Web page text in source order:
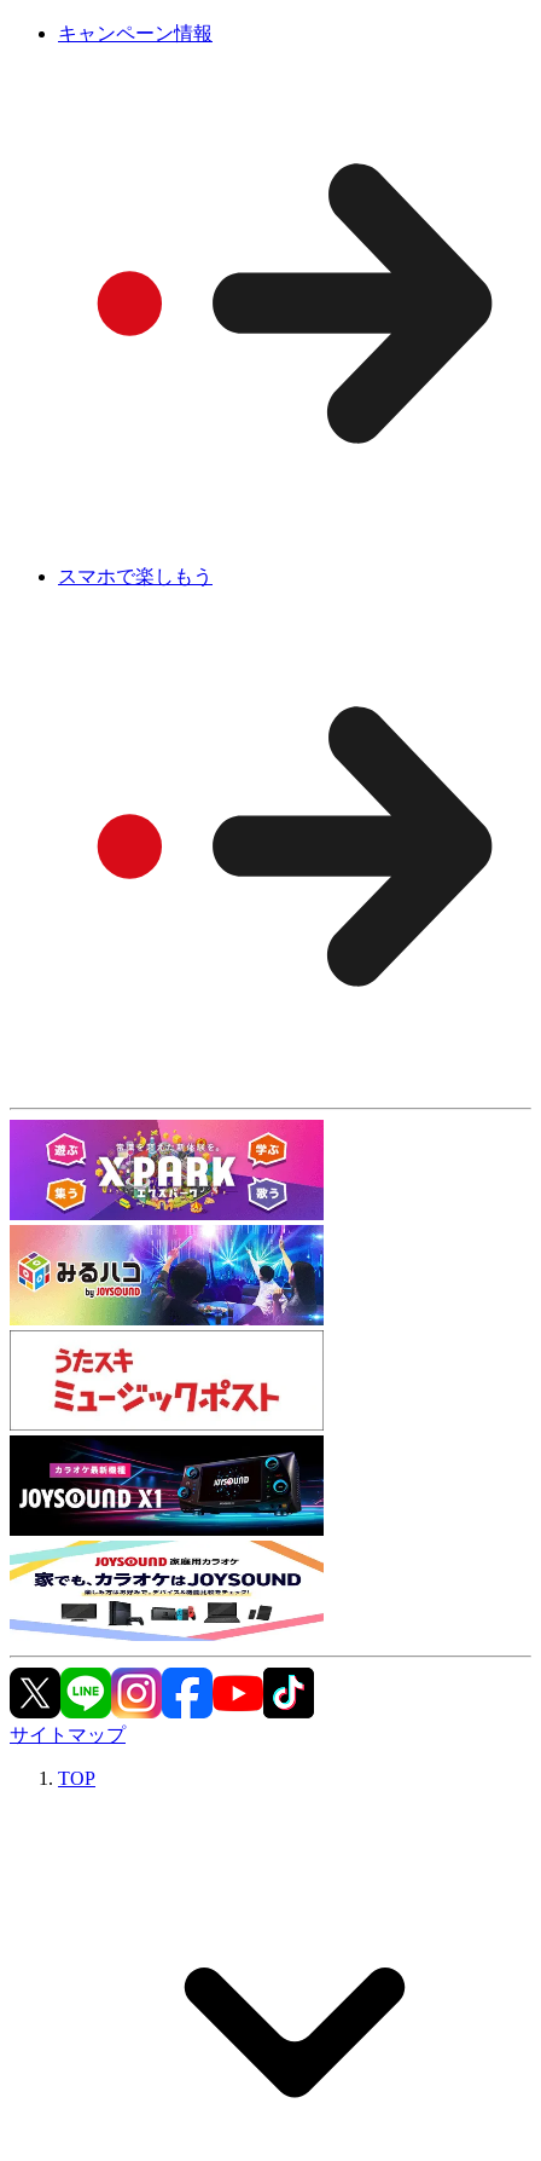
キャンペーン情報
スマホで楽しもう
サイトマップ
TOP